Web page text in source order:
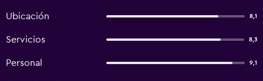
Ubicación 8,1
Servicios 8,3
Personal 9,1